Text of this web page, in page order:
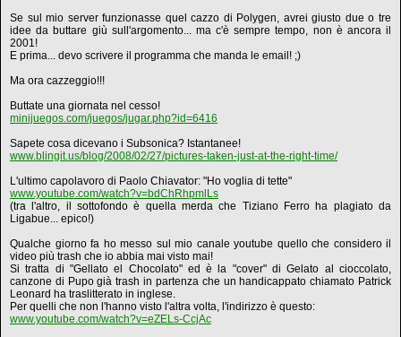
Se sul mio server funzionasse quel cazzo di Polygen, avrei giusto due o tre
idee da buttare giù sull'argomento... ma c'è sempre tempo, non è ancora il
2001!
E prima... devo scrivere il programma che manda le email! ;)
Ma ora cazzeggio!!!
Buttate una giornata nel cesso!
minijuegos.com/juegos/jugar.php?id=6416
Sapete cosa dicevano i Subsonica? Istantanee!
www.blingit.us/blog/2008/02/27/pictures-taken-just-at-the-right-time/
L'ultimo capolavoro di Paolo Chiavator: "Ho voglia di tette"
www.youtube.com/watch?v=bdChRhpmlLs
(tra l'altro, il sottofondo è quella merda che Tiziano Ferro ha plagiato da
Ligabue... epico!)
Qualche giorno fa ho messo sul mio canale youtube quello che considero il
video più trash che io abbia mai visto mai!
Si tratta di "Gellato el Chocolato" ed è la "cover" di Gelato al cioccolato,
canzone di Pupo già trash in partenza che un handicappato chiamato Patrick
Leonard ha traslitterato in inglese.
Per quelli che non l'hanno visto l'altra volta, l'indirizzo è questo:
www.youtube.com/watch?v=eZELs-CcjAc